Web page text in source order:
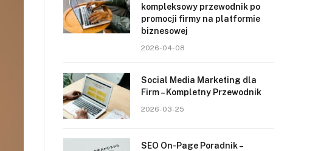
kompleksowy przewodnik po
promocji firmy na platformie
biznesowej
2026-04-08
Social Media Marketing dla
Firm – Kompletny Przewodnik
2026-03-25
SEO On-Page Poradnik –